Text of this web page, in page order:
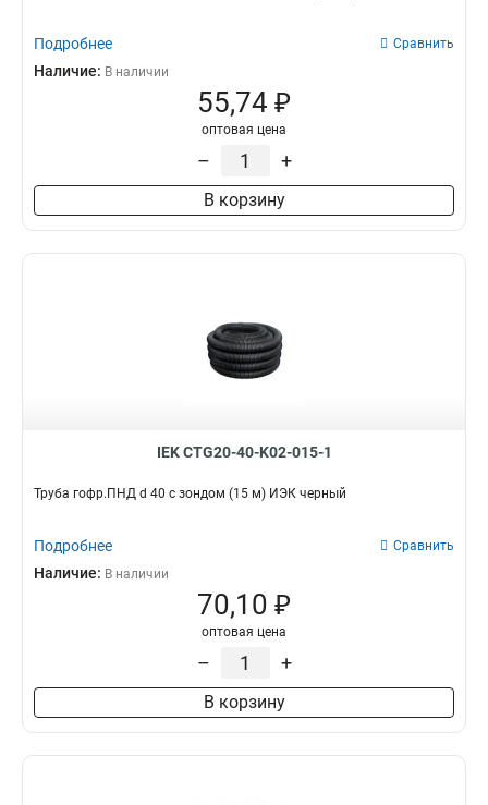
Подробнее Сравнить
Наличие: В наличии
55,74 ₽
оптовая цена
– +
В корзину
IEK CTG20-40-K02-015-1
Труба гофр.ПНД d 40 с зондом (15 м) ИЭК черный
Подробнее Сравнить
Наличие: В наличии
70,10 ₽
оптовая цена
– +
В корзину